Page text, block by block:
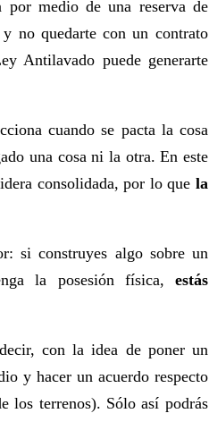
por medio de una reserva de
no quedarte con un contrato
Antilavado puede generarte
cuando se pacta la cosa
una cosa ni la otra. En este
consolidada, por lo que la
si construyes algo sobre un
la posesión física, estás
con la idea de poner un
y hacer un acuerdo respecto
los terrenos). Sólo así podrás